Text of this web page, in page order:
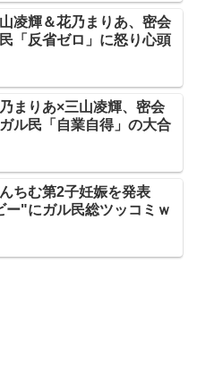
山凌輝＆花乃まりあ、密会
「反省ゼロ」に怒り心頭
乃まりあ×三山凌輝、密会
ル民「自業自得」の大合
んちむ第2子妊娠を発表
"にガル民総ツッコミｗ